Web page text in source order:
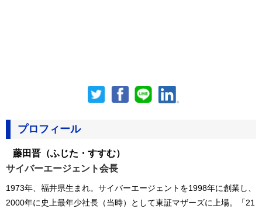
プロフィール
藤田晋 （ふじた・すすむ）
サイバーエージェント会長
1973年、福井県生まれ。サイバーエージェントを1998年に創業し、
2000年に史上最年少社長（当時）として東証マザーズに上場。「21